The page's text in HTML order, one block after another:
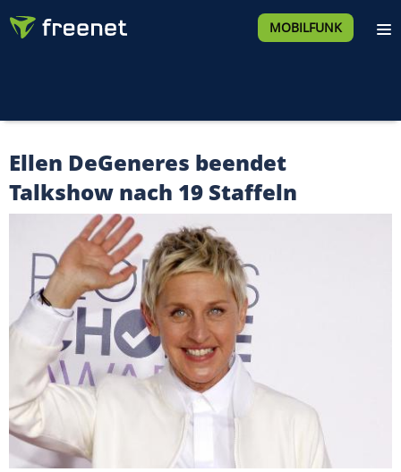
MOBILFUNK
Ellen DeGeneres beendet
Talkshow nach 19 Staffeln